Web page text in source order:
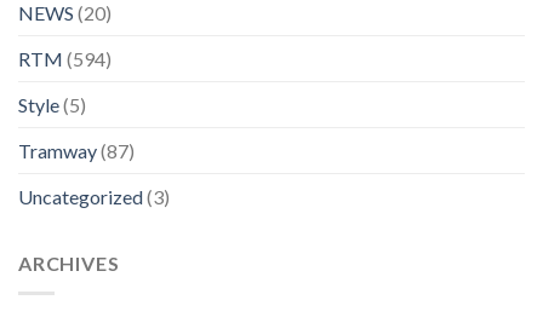
NEWS (20)
RTM (594)
Style(5)
Tramway(87)
Uncategorized(3)
ARCHIVES